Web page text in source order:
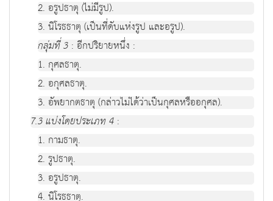
2. อรูปธาตุ (ไม่มีรูป).
3. นิโรธธาตุ (เป็นที่ดับแห่งรูป และอรูป).
กลุ่มที่ 3: อีกปริยายหนึ่ง :
1. กุศลธาตุ.
2. อกุศลธาตุ.
3. อัพยากตธาตุ (กล่าวไม่ได้ว่าเป็นกุศลหรืออกุศล).
7.3 แบ่งโดยประเภท 4 :
1. กามธาตุ.
2. รูปธาตุ.
3. อรูปธาตุ.
4. นิโรธธาตุ.